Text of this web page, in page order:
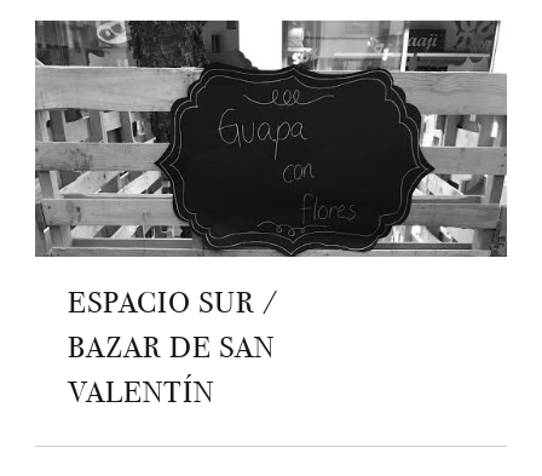
ESPACIO SUR /
BAZAR DE SAN
VALENTÍN